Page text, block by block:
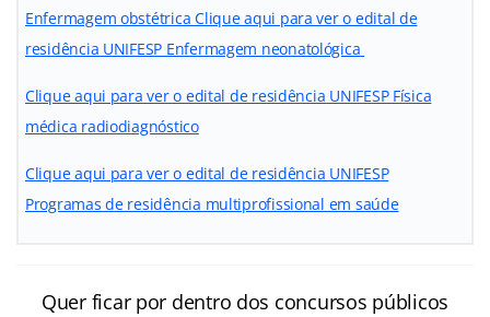
Enfermagem obstétricaClique aqui para ver o edital de
residência UNIFESP Enfermagem neonatológica
Clique aqui para ver o edital de residência UNIFESP Física
médica radiodiagnóstico
Clique aqui para ver o edital de residência UNIFESP
Programas de residência multiprofissional em saúde
Quer ficar por dentro dos concursos públicos